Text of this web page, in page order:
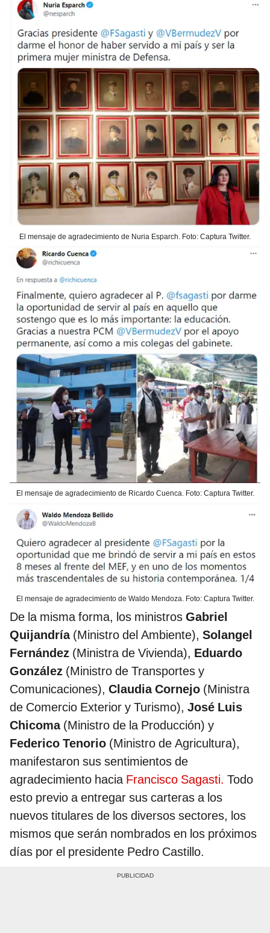
El mensaje de agradecimiento de Nuria Esparch. Foto: Captura Twitter.
El mensaje de agradecimiento de Ricardo Cuenca. Foto: Captura Twitter.
El mensaje de agradecimiento de Waldo Mendoza. Foto: Captura Twitter.
De la misma forma, los ministros Gabriel
Quijandría(Ministro del Ambiente), Solangel
Fernández (Ministra de Vivienda), Eduardo
González (Ministro de Transportes y
Comunicaciones), Claudia Cornejo (Ministra
de Comercio Exterior y Turismo), José Luis
Chicoma (Ministro de la Producción) y
Federico Tenorio (Ministro de Agricultura),
manifestaron sus sentimientos de
agradecimiento haciaFrancisco Sagasti. Todo
esto previo a entregar sus carteras a los
nuevos titulares de los diversos sectores, los
mismos que serán nombrados en los próximos
días por el presidente Pedro Castillo.